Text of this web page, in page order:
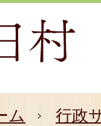
ム
行政